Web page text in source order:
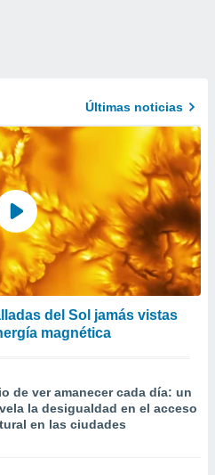
Últimas noticias
del Sol jamás vistas
magnética
de ver amanecer cada día: un
la desigualdad en el acceso
en las ciudades